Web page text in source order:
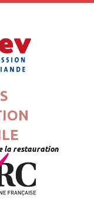
la restauration